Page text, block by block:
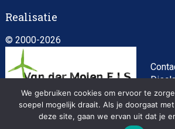
Asset Management Internship –
Realisatie
© 2000-2026
voorwaarden
Privacybeleid
We gebruiken cookies om ervoor te
soepel mogelijk draait. Als je doorgaat
deze site, gaan we ervan uit dat je